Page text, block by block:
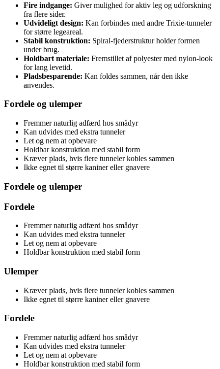
Fire indgange: Giver mulighed for aktiv leg og udforskning
fra flere sider.
Udvideligt design: Kan forbindes med andre Trixie-tunneler
for større legeareal.
Stabil konstruktion: Spiral-fjederstruktur holder formen
under brug.
Holdbart materiale: Fremstillet af polyester med nylon-look
for lang levetid.
Pladsbesparende: Kan foldes sammen, når den ikke
anvendes.
Fordele og ulemper
Fremmer naturlig adfærd hos smådyr
Kan udvides med ekstra tunneler
Let og nem at opbevare
Holdbar konstruktion med stabil form
Kræver plads, hvis flere tunneler kobles sammen
Ikke egnet til større kaniner eller gnavere
Fordele og ulemper
Fordele
Fremmer naturlig adfærd hos smådyr
Kan udvides med ekstra tunneler
Let og nem at opbevare
Holdbar konstruktion med stabil form
Ulemper
Kræver plads, hvis flere tunneler kobles sammen
Ikke egnet til større kaniner eller gnavere
Fordele
Fremmer naturlig adfærd hos smådyr
Kan udvides med ekstra tunneler
Let og nem at opbevare
Holdbar konstruktion med stabil form